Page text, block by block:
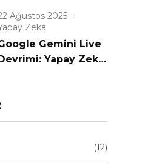
Ağustos 2025
Zeka
Gemini Live
Devrimi: Yapay Zeka
(12)